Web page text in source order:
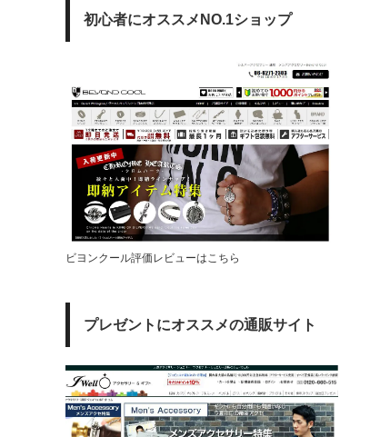
初心者にオススメNO.1ショップ
ビヨンクール評価レビューはこちら
プレゼントにオススメの通販サイト